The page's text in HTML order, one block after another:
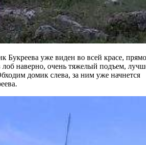
Букреева уже виден во всей красе,
лоб наверно, очень тяжелый подъем,
домик слева, за ним уже начнется